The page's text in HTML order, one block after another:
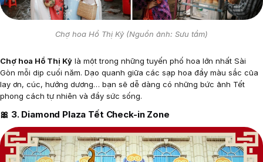
Chợ hoa Hồ Thị Kỷ (Nguồn ảnh: Sưu tầm)
Chợ hoa Hồ Thị Kỷ là một trong những tuyến phố hoa lớn nhất Sài
Gòn mỗi dịp cuối năm. Dạo quanh giữa các sạp hoa đầy màu sắc của
lay ơn, cúc, hướng dương… bạn sẽ dễ dàng có những bức ảnh Tết
phong cách tự nhiên và đầy sức sống.
🎀 3. Diamond Plaza Tết Check-in Zone